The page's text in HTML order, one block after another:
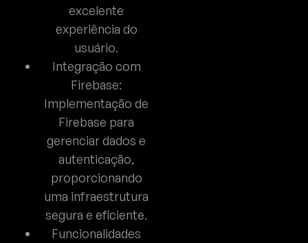
excelente
experiência do
usuário.
Integração com
Firebase:
Implementação de
Firebase para
gerenciar dados e
autenticação,
proporcionando
uma infraestrutura
segura e eficiente.
Funcionalidades